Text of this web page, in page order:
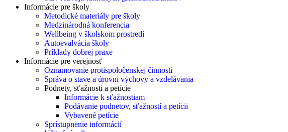
Informácie pre školy
Metodické materiály pre školy
Medzinárodná konferencia
Wellbeing v školskom prostredí
Autoevalvácia školy
Príklady dobrej praxe
Informácie pre verejnosť
Oznamovanie protispoločenskej činnosti
Správa o stave a úrovni výchovy a vzdelávania
Podnety, sťažnosti a petície
Informácie k sťažnostiam
Podávanie podnetov, sťažností a petícii
Vybavené petície
Sprístupnenie informácií